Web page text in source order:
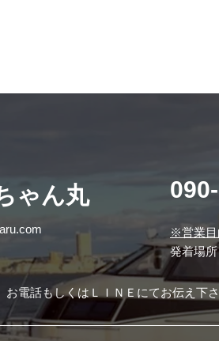
ゃん丸
※営業目
発着場所
お電話もしくはＬＩＮＥにてお伝え下さ